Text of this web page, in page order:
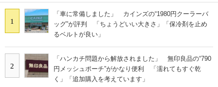
1
「車に常備しました」 カインズの“1980円クーラーバ
ッグ”が評判 「ちょうどいい大きさ」「保冷剤を止め
るベルトが良い」
2
「ハンカチ問題から解放されました」 無印良品の“790
円メッシュポーチ”がかなり便利 「濡れてもすぐ乾
く」「追加購入を考えています」